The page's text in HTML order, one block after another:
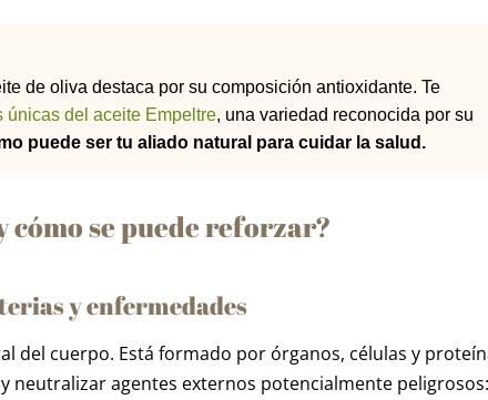
de oliva destaca por su composición antioxidante. Te
únicas del aceite Empeltre, una variedad reconocida por su
puede ser tu aliado natural para cuidar la salud.
cómo se puede reforzar?
y enfermedades
del cuerpo. Está formado por órganos, células y
neutralizar agentes externos potencialmente peligrosos: